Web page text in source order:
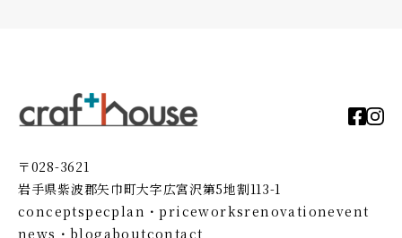
〒028-3621
岩手県紫波郡矢巾町大字広宮沢第5地割113-1
conceptspecplan・priceworksrenovationevent
news・blogaboutcontact